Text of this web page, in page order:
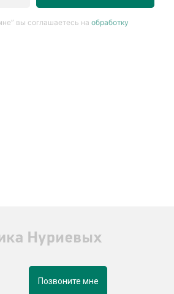
вы соглашаетесь наобработку
Позвоните мне